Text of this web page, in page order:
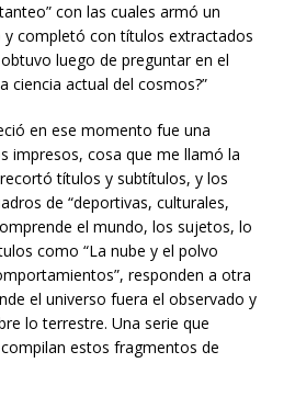
con las cuales armó un
y completó con títulos extractados
luego de preguntar en el
ciencia actual del cosmos?”
en ese momento fue una
impresos, cosa que me llamó la
títulos y subtítulos, y los
de “deportivas, culturales,
el mundo, los sujetos, lo
como “La nube y el polvo
responden a otra
el universo fuera el observado y
lo terrestre. Una serie que
estos fragmentos de